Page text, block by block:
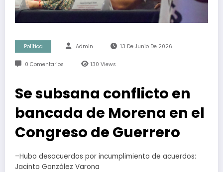
Política Admin 13 De Junio De 2026
0 Comentarios 130 Views
Se subsana conflicto en
bancada de Morena en el
Congreso de Guerrero
–Hubo desacuerdos por incumplimiento de acuerdos:
Jacinto González Varona